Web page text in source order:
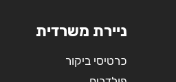
ניירת משרדית
כרטיסי ביקור